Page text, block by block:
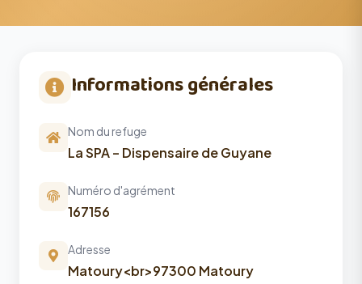
Informations générales
Nom du refuge
La SPA – Dispensaire de Guyane
Numéro d'agrément
167156
Adresse
Matoury<br>97300 Matoury